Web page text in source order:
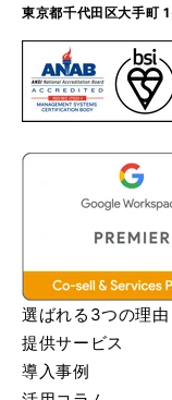
東京都千代田区大手町
選ばれる3つの理由
提供サービス
導入事例